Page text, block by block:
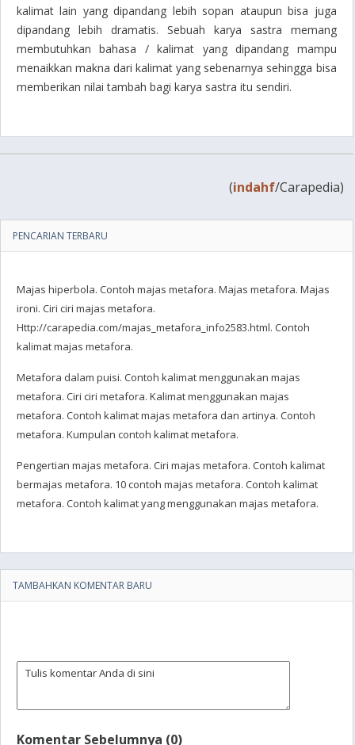
kalimat lain yang dipandang lebih sopan ataupun bisa juga
dipandang lebih dramatis. Sebuah karya sastra memang
membutuhkan bahasa / kalimat yang dipandang mampu
menaikkan makna dari kalimat yang sebenarnya sehingga bisa
memberikan nilai tambah bagi karya sastra itu sendiri.
(indahf/Carapedia)
PENCARIAN TERBARU
Majas hiperbola. Contoh majas metafora. Majas metafora. Majas
ironi. Ciri ciri majas metafora.
Http://carapedia.com/majas_metafora_info2583.html. Contoh
kalimat majas metafora.
Metafora dalam puisi. Contoh kalimat menggunakan majas
metafora. Ciri ciri metafora. Kalimat menggunakan majas
metafora. Contoh kalimat majas metafora dan artinya. Contoh
metafora. Kumpulan contoh kalimat metafora.
Pengertian majas metafora. Ciri majas metafora. Contoh kalimat
bermajas metafora. 10 contoh majas metafora. Contoh kalimat
metafora. Contoh kalimat yang menggunakan majas metafora.
TAMBAHKAN KOMENTAR BARU
Komentar Sebelumnya (0)